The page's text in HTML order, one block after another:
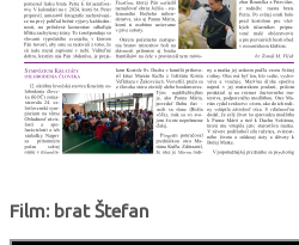
Film: brat Štefan